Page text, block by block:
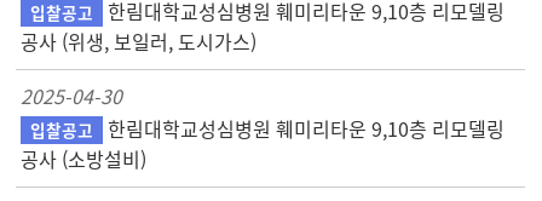
입찰공고
한림대학교성심병원 훼미리타운 9,10층 리모델링
공사 (위생, 보일러, 도시가스)
2025-04-30
입찰공고
한림대학교성심병원 훼미리타운 9,10층 리모델링
공사 (소방설비)